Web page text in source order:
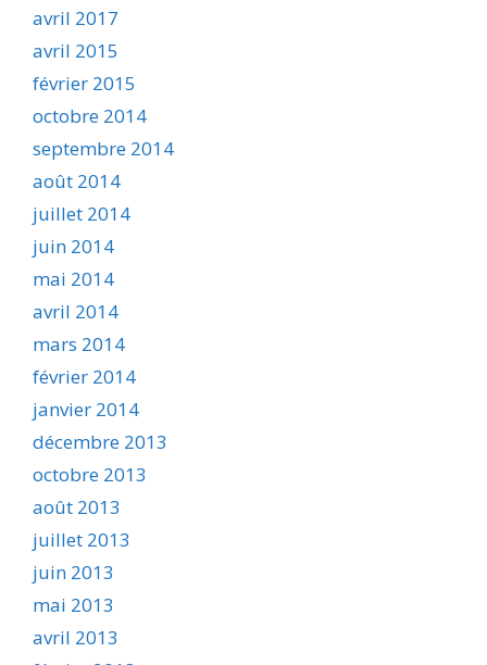
avril 2017
avril 2015
février 2015
octobre 2014
septembre 2014
août 2014
juillet 2014
juin 2014
mai 2014
avril 2014
mars 2014
février 2014
janvier 2014
décembre 2013
octobre 2013
août 2013
juillet 2013
juin 2013
mai 2013
avril 2013